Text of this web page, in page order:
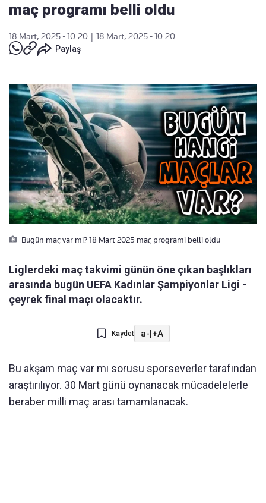
maç programı belli oldu
18 Mart, 2025 - 10:20
18 Mart, 2025 - 10:20
Paylaş
Bugün maç var mi? 18 Mart 2025 maç programi belli oldu
Liglerdeki maç takvimi günün öne çıkan başlıkları
arasında bugün UEFA Kadınlar Şampiyonlar Ligi -
çeyrek final maçı olacaktır.
Kaydet a-|+A
Bu akşam maç var mı sorusu sporseverler tarafından
araştırılıyor. 30 Mart günü oynanacak mücadelelerle
beraber milli maç arası tamamlanacak.